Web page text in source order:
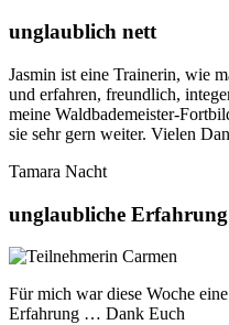
unglaublich nett
Jasmin ist eine Trainerin, wie
und erfahren, freundlich,
meine Waldbademeister-
sie sehr gern weiter. Vielen
Tamara Nacht
unglaubliche Erfahrung
Für mich war diese Woche
Erfahrung … Dank Euch